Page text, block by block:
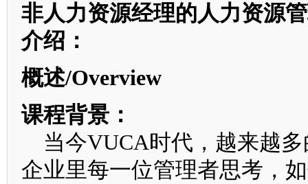
非人力资源经理的人力资源
介绍：
概述/Overview
课程背景：
当今VUCA时代，越来越多
企业里每一位管理者思考，